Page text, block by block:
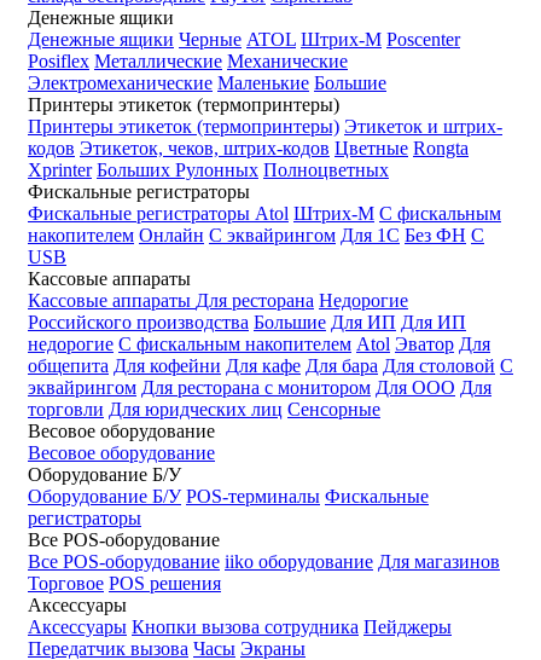
Денежные ящики
Денежные ящики Черные ATOL Штрих-М Poscenter
Posiflex Металлические Механические
Электромеханические Маленькие Большие
Принтеры этикеток (термопринтеры)
Принтеры этикеток (термопринтеры) Этикеток и штрих-
кодов Этикеток, чеков, штрих-кодов Цветные Rongta
Xprinter Больших Рулонных Полноцветных
Фискальные регистраторы
Фискальные регистраторы Atol Штрих-М С фискальным
накопителем Онлайн С эквайрингом Для 1С Без ФН С
USB
Кассовые аппараты
Кассовые аппараты Для ресторана Недорогие
Российского производства Большие Для ИП Для ИП
недорогие С фискальным накопителем Atol Эватор Для
общепита Для кофейни Для кафе Для бара Для столовой С
эквайрингом Для ресторана с монитором Для ООО Для
торговли Для юридческих лиц Сенсорные
Весовое оборудование
Весовое оборудование
Оборудование Б/У
Оборудование Б/У POS-терминалы Фискальные
регистраторы
Все POS-оборудование
Все POS-оборудование iiko оборудование Для магазинов
Торговое POS решения
Аксессуары
Аксессуары Кнопки вызова сотрудника Пейджеры
Передатчик вызова Часы Экраны